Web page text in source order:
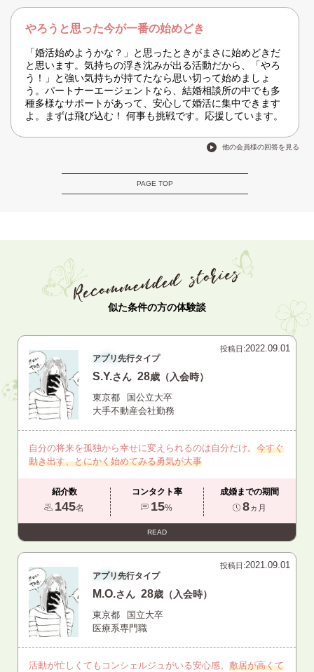
やろうと思った今が一番の始めどき
「婚活始めようかな？」と思ったときがまさに始めどきだ
と思います。気持ちの浮き沈みが出る活動だから、「やろ
う！」と強い気持ちが持てたなら思い切って始めましょ
う。パートナーエージェントなら、結婚相談所の中でも多
種多様なサポートがあって、安心して婚活に集中できます
よ。まずは飛び込む！ 何事も挑戦です。応援しています。
他の会員様の回答を見る
PAGE TOP
似た条件の方の体験談
投稿日:2022.09.01
アプリ先行タイプ
S.Y.さん 28歳（入会時）
東京都
国公立大卒
大手不動産会社勤務
自分の将来を孤独から幸せに変えられるのは自分だけ。 今すぐ
動き出す、とにかく始めてみる勇気が大事
紹介数
145名
コンタクト率
15%
成婚までの期間
8ヵ月
READ
投稿日:2021.09.01
アプリ先行タイプ
M.O.さん 28歳（入会時）
東京都
国立大卒
医療系専門職
活動が忙しくてもコンシェルジュがいる安心感。 敷居が高くて